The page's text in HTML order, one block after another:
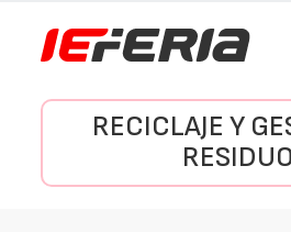
RECICLAJE Y